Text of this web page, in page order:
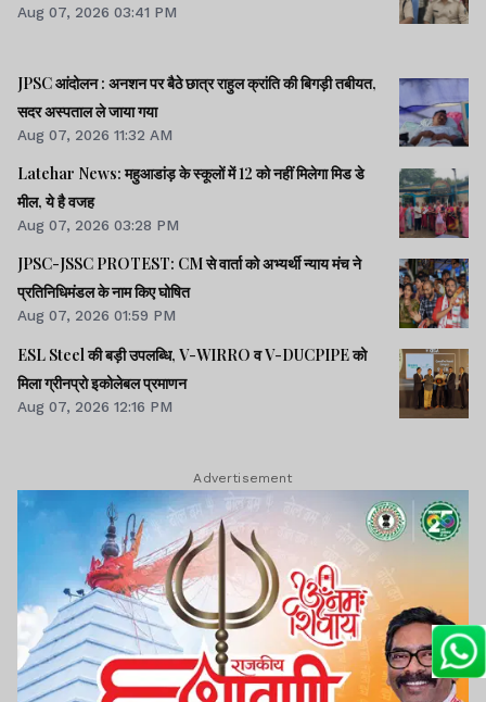
Aug 07, 2026 03:41 PM
JPSC आंदोलन : अनशन पर बैठे छात्र राहुल क्रांति की बिगड़ी तबीयत,
सदर अस्पताल ले जाया गया
Aug 07, 2026 11:32 AM
Latehar News: महुआडांड़ के स्कूलों में 12 को नहीं मिलेगा मिड डे
मील, ये है वजह
Aug 07, 2026 03:28 PM
JPSC-JSSC PROTEST: CM से वार्ता को अभ्यर्थी न्याय मंच ने
प्रतिनिधिमंडल के नाम किए घोषित
Aug 07, 2026 01:59 PM
ESL Steel की बड़ी उपलब्धि, V-WIRRO व V-DUCPIPE को
मिला ग्रीनप्रो इकोलेबल प्रमाणन
Aug 07, 2026 12:16 PM
Advertisement